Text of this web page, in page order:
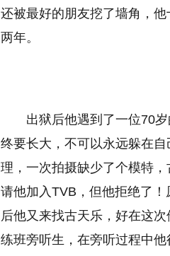
还被最好的朋友挖了墙角，
两年。
出狱后他遇到了一位70
终要长大，不可以永远躲在
理，一次拍摄缺少了个模特
请他加入TVB，但他拒绝了
后他又来找古天乐，好在这
练班旁听生，在旁听过程中